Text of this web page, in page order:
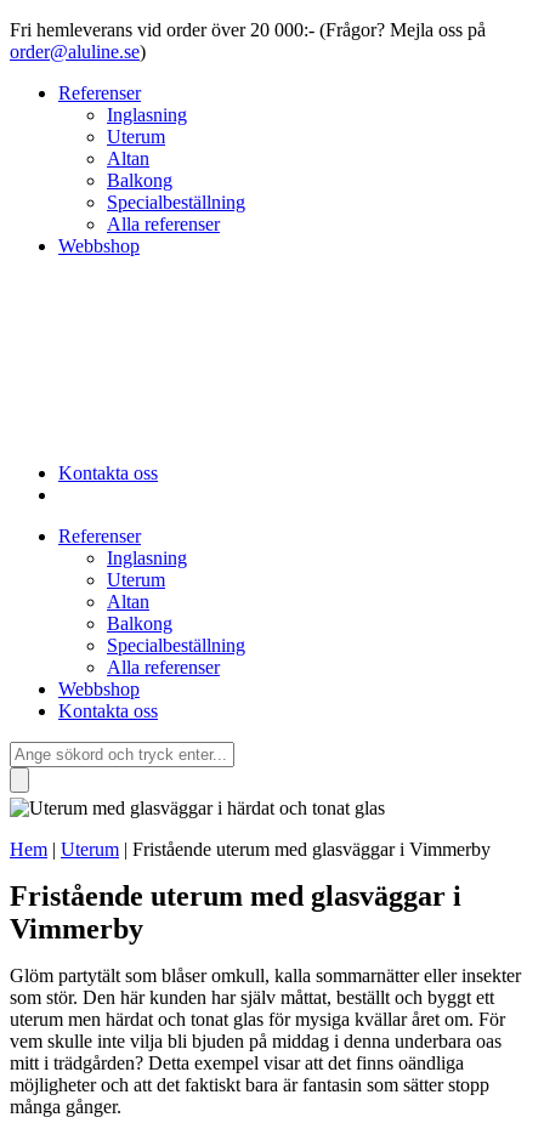
Fri hemleverans vid order över 20 000:- (Frågor? Mejla oss på
order@aluline.se)
Referenser
Inglasning
Uterum
Altan
Balkong
Specialbeställning
Alla referenser
Webbshop
Kontakta oss
Referenser
Inglasning
Uterum
Altan
Balkong
Specialbeställning
Alla referenser
Webbshop
Kontakta oss
Hem | Uterum | Fristående uterum med glasväggar i Vimmerby
Fristående uterum med glasväggar i
Vimmerby
Glöm partytält som blåser omkull, kalla sommarnätter eller insekter
som stör. Den här kunden har själv måttat, beställt och byggt ett
uterum men härdat och tonat glas för mysiga kvällar året om. För
vem skulle inte vilja bli bjuden på middag i denna underbara oas
mitt i trädgården? Detta exempel visar att det finns oändliga
möjligheter och att det faktiskt bara är fantasin som sätter stopp
många gånger.